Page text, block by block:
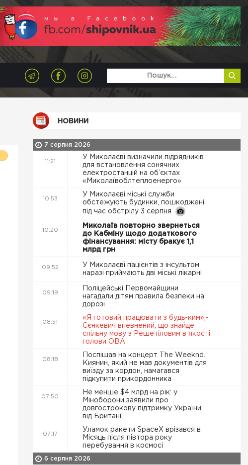
НОВИНИ
7 серпня 2026
11:21
У Миколаєві визначили підрядників
для встановлення сонячних
електростанцій на об’єктах
«Миколаївоблтеплоенерго»
10:53
У Миколаєві міські служби
обстежують будинки, пошкоджені
під час обстрілу 3 серпня
10:20
Миколаїв повторно звернеться
до Кабміну щодо додаткового
фінансування: місту бракує 1,1
млрд грн
09:52
У Миколаєві пацієнтів з інсультом
наразі приймають дві міські лікарні
09:19
Поліцейські Первомайщини
нагадали дітям правила безпеки на
дорозі
08:51
«Я готовий працювати з будь-ким»,-
Сєнкевич впевнений, що знайде
спільну мову з Решетіловим в якості
голови ОВА
08:18
Поспішав на концерт The Weeknd.
Киянин, який не мав документів для
виїзду за кордон, намагався
підкупити прикордонника
07:50
Не менше $4 млрд на рік: у
Міноборони заявили про
довгострокову підтримку України
від Британії
07:17
Уламок ракети SpaceX врізався в
Місяць після півтора року
перебування в космосі
6 серпня 2026